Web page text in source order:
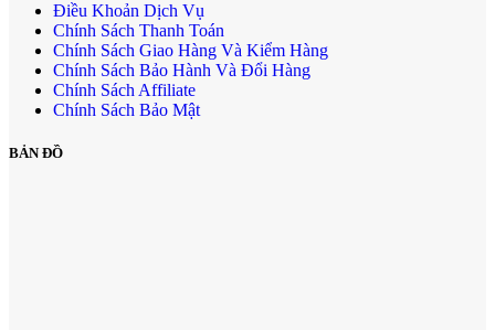
Điều Khoản Dịch Vụ
Chính Sách Thanh Toán
Chính Sách Giao Hàng Và Kiểm Hàng
Chính Sách Bảo Hành Và Đổi Hàng
Chính Sách Affiliate
Chính Sách Bảo Mật
BẢN ĐỒ